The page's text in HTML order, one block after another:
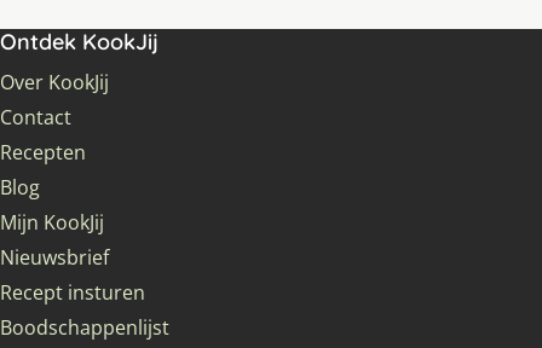
Ontdek KookJij
Over KookJij
Contact
Recepten
Blog
Mijn KookJij
Nieuwsbrief
Recept insturen
Boodschappenlijst